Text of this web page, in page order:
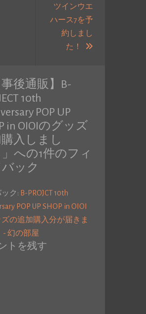
ツインウエ
ハース7を予
約しまし
た！
次
事後通販】B-
10th
POP UP
in OIOIのグッズ
入しまし
」への1件のフィ
ック
ック: B-PROJCT 10th
POP UP SHOP in OIOI
の追加購入分が届きま
- 幻の部屋
トを残す